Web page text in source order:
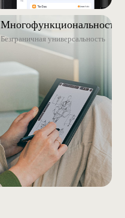
Многофункциональность
Безграничная универсальность